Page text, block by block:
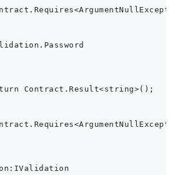
Contract.Result<string>();